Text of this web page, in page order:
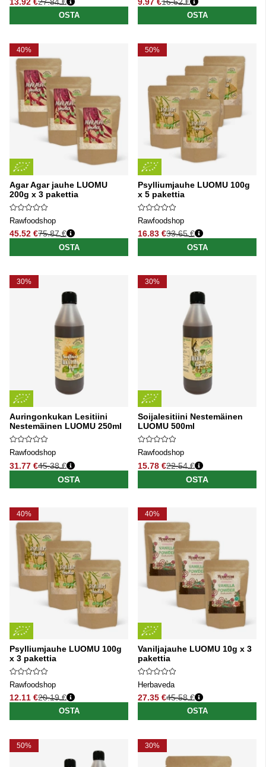
Normaali hinta
OSTA
Normaali hinta
OSTA
40%
Agar Agar jauhe LUOMU
200g x 3 pakettia
Rawfoodshop
45.52 €
Normaali hinta
75.87 €
OSTA
50%
Psylliumjauhe LUOMU 100g
x 5 pakettia
Rawfoodshop
16.83 €
Normaali hinta
33.65 €
OSTA
30%
Auringonkukan Lesitiini
Nestemäinen LUOMU 250ml
Rawfoodshop
31.77 €
Normaali hinta
45.38 €
OSTA
30%
Soijalesitiini Nestemäinen
LUOMU 500ml
Rawfoodshop
15.78 €
Normaali hinta
22.54 €
OSTA
40%
Psylliumjauhe LUOMU 100g
x 3 pakettia
Rawfoodshop
12.11 €
Normaali hinta
20.19 €
OSTA
40%
Vaniljajauhe LUOMU 10g x 3
pakettia
Herbaveda
27.35 €
Normaali hinta
45.58 €
OSTA
50% 30%